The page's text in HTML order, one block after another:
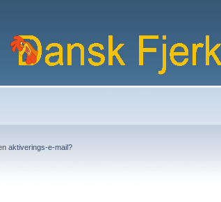
aktiverings-e-mail?